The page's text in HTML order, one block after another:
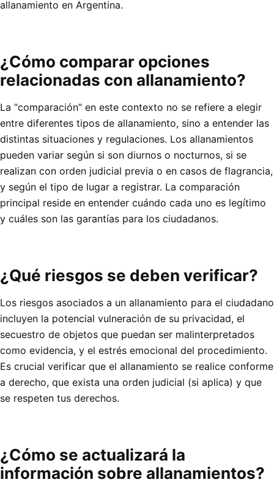
allanamiento en Argentina.
¿Cómo comparar opciones
relacionadas con allanamiento?
La “comparación” en este contexto no se refiere a elegir
entre diferentes tipos de allanamiento, sino a entender las
distintas situaciones y regulaciones. Los allanamientos
pueden variar según si son diurnos o nocturnos, si se
realizan con orden judicial previa o en casos de flagrancia,
y según el tipo de lugar a registrar. La comparación
principal reside en entender cuándo cada uno es legítimo
y cuáles son las garantías para los ciudadanos.
¿Qué riesgos se deben verificar?
Los riesgos asociados a un allanamiento para el ciudadano
incluyen la potencial vulneración de su privacidad, el
secuestro de objetos que puedan ser malinterpretados
como evidencia, y el estrés emocional del procedimiento.
Es crucial verificar que el allanamiento se realice conforme
a derecho, que exista una orden judicial (si aplica) y que
se respeten tus derechos.
¿Cómo se actualizará la
información sobre allanamientos?